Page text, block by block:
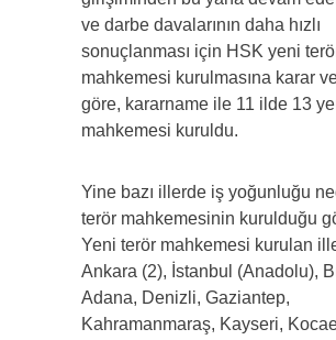
ve darbe davalarının daha hızlı
sonuçlanması için HSK yeni
mahkemesi kurulmasına karar
göre, kararname ile 11 ilde 13
mahkemesi kuruldu.
Yine bazı illerde iş yoğunluğu
terör mahkemesinin kurulduğu
Yeni terör mahkemesi kurulan
Ankara (2), İstanbul (Anadolu),
Adana, Denizli, Gaziantep,
Kahramanmaraş, Kayseri,